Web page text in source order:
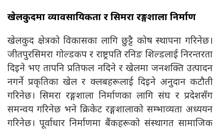
खेलकुदमा व्यावसायिकता र सिमरा रङ्गशाला निर्माण
खेलकुद क्षेत्रको विकासका लागि छुट्टै कोष स्थापना गरिनेछ।
जीतपुरसिमरा गोल्डकप र राष्ट्रपति रनिङ शिल्डलाई निरन्तरता
दिइने भए तापनि प्रतिफल नदिने र खेलमा जनशक्ति उत्पादन
नगर्ने प्रकृतिका खेल र क्लबहरूलाई दिइने अनुदान कटौती
गरिनेछ। सिमरा रङ्गशाला निर्माणका लागि संघ र प्रदेशसँग
समन्वय गरिनेछ भने क्रिकेट रङ्गशालाको सम्भाव्यता अध्ययन
गरिनेछ। पूर्वाधार निर्माणमा बैंकहरूको संस्थागत सामाजिक